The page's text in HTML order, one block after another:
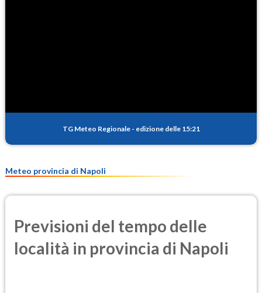
TG Meteo Regionale - edizione delle 15:21
Meteo provincia di Napoli
Previsioni del tempo delle
località in provincia di Napoli